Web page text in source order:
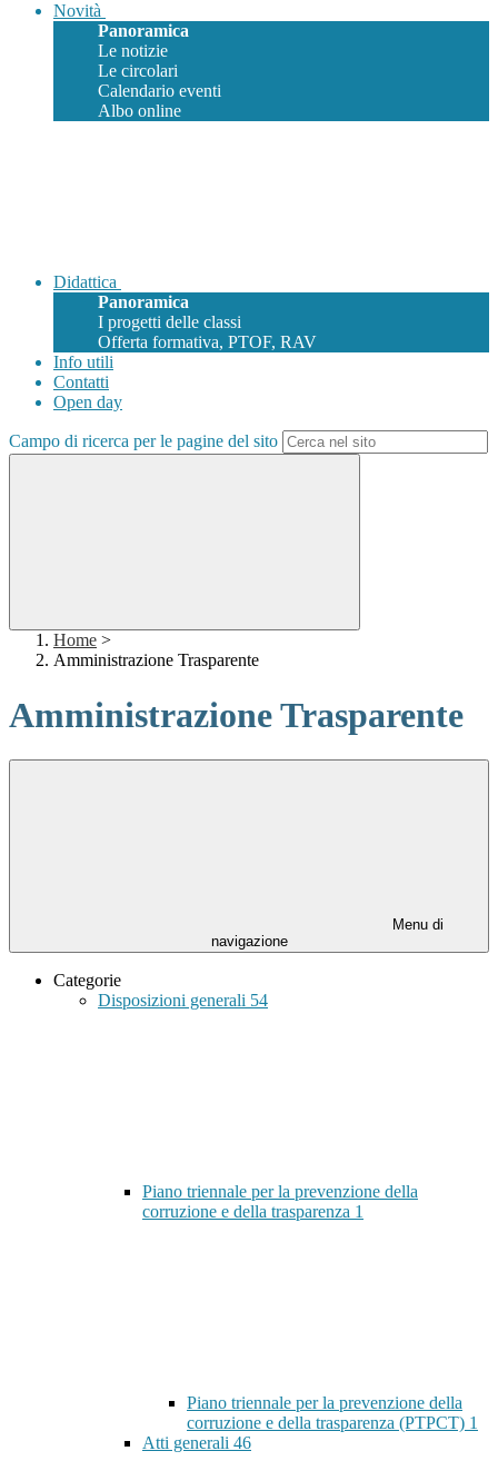
Novità
Panoramica
Le notizie
Le circolari
Calendario eventi
Albo online
Didattica
Panoramica
I progetti delle classi
Offerta formativa, PTOF, RAV
Info utili
Contatti
Open day
Campo di ricerca per le pagine del sito
Home >
Amministrazione Trasparente
Amministrazione Trasparente
Menu di
navigazione
Categorie
Disposizioni generali 54
Piano triennale per la prevenzione della
corruzione e della trasparenza 1
Piano triennale per la prevenzione della
corruzione e della trasparenza (PTPCT) 1
Atti generali 46